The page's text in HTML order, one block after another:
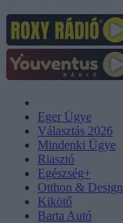
Eger Ügye
Választás 2026
Mindenki Ügye
Riasztó
Egészség+
Otthon & Design
Kikötő
Barta Autó